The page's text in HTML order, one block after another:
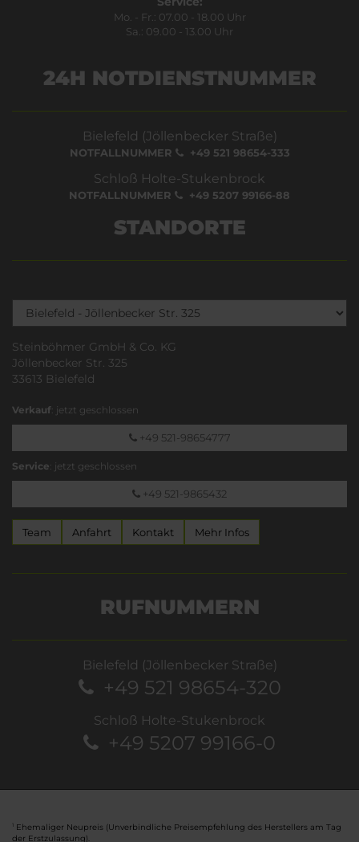
Mo. - Fr.: 07.00 - 18.00 Uhr
Sa.: 09.00 - 13.00 Uhr
24H NOTDIENSTNUMMER
Bielefeld (Jöllenbecker Straße)
NOTFALLNUMMER +49 521 98654-333
Schloß Holte-Stukenbrock
NOTFALLNUMMER +49 5207 99166-88
STANDORTE
Steinböhmer GmbH & Co. KG
Jöllenbecker Str. 325
33613 Bielefeld
Verkauf: jetzt geschlossen
+49 521-98654777
Service: jetzt geschlossen
+49 521-9865432
Team Anfahrt Kontakt Mehr Infos
RUFNUMMERN
Bielefeld (Jöllenbecker Straße)
+49 521 98654-320
Schloß Holte-Stukenbrock
+49 5207 99166-0
Ehemaliger Neupreis (Unverbindliche Preisempfehlung des Herstellers am Tag
der Erstzulassung).